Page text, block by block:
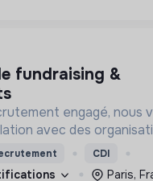
engagé, nous
avec des
leurs impacts, afin
un futur souhaitable.
CDI
Paris,